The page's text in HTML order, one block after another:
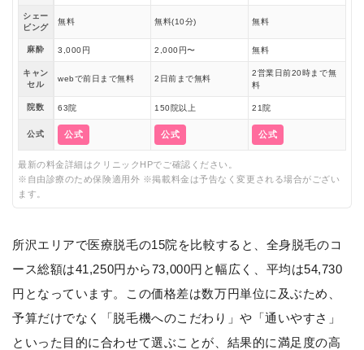
シェー
ビング
無料 無料(10分) 無料
麻酔 3,000円 2,000円〜 無料
キャン
セル
webで前日まで無料 2日前まで無料
2営業日前20時まで無
料
院数 63院 150院以上 21院
公式 公式 公式 公式
最新の料金詳細はクリニックHPでご確認ください。
※自由診療のため保険適用外 ※掲載料金は予告なく変更される場合がござい
ます。
所沢エリアで医療脱毛の15院を比較すると、全身脱毛のコ
ース総額は41,250円から73,000円と幅広く、平均は54,730
円となっています。この価格差は数万円単位に及ぶため、
予算だけでなく「脱毛機へのこだわり」や「通いやすさ」
といった目的に合わせて選ぶことが、結果的に満足度の高